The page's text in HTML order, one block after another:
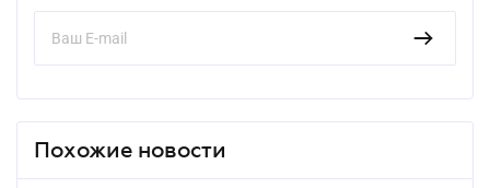
Похожие новости